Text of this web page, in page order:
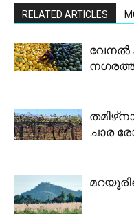
RELATED ARTICLES
വേനല്‍
ചാര